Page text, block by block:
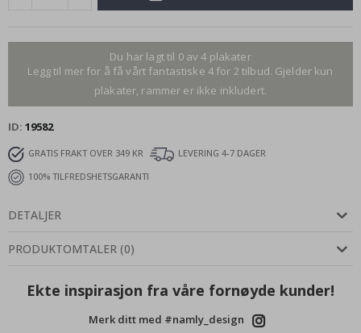
Du har lagt til 0 av 4 plakater
Legg til mer for å få vårt fantastiske 4 for 2 tilbud. Gjelder kun
plakater, rammer er ikke inkludert.
ID 19582
GRATIS FRAKT OVER 349 KR
LEVERING 4-7 DAGER
100% TILFREDSHETSGARANTI
DETALJER
PRODUKTOMTALER (0)
Ekte inspirasjon fra våre fornøyde kunder!
Merk ditt med #namly_design